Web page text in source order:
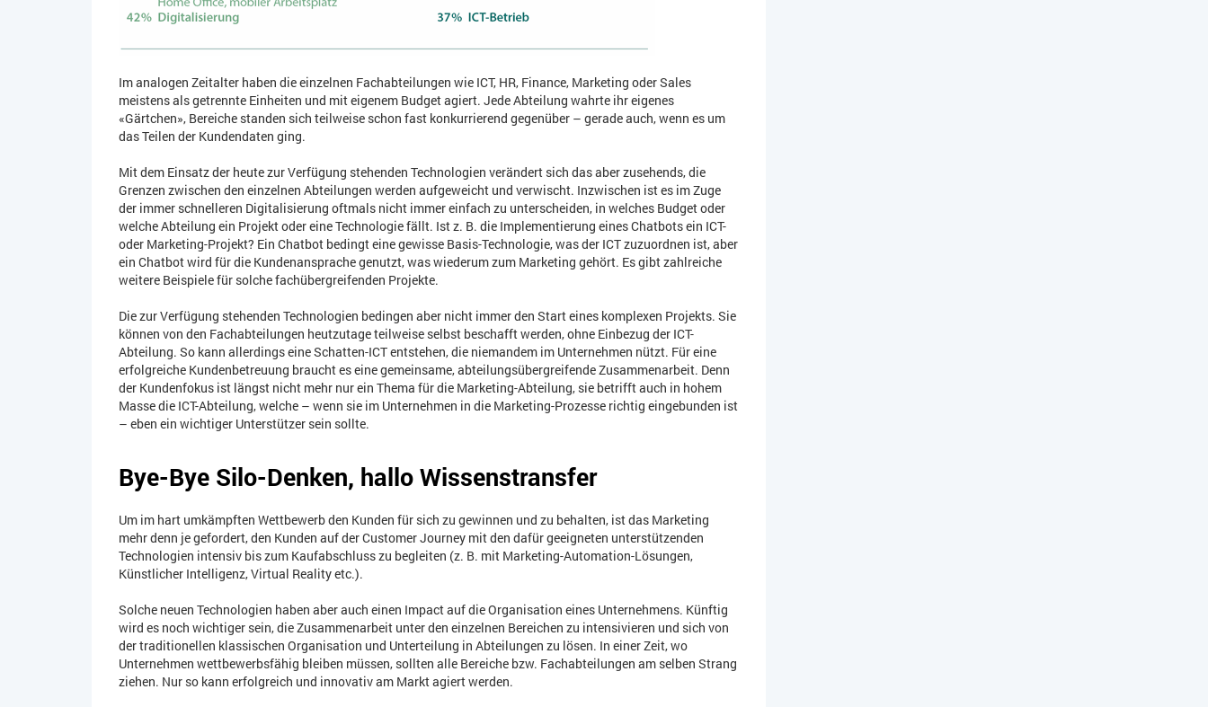
Im analogen Zeitalter haben die einzelnen Fachabteilungen wie ICT, HR, Finance, Marketing oder Sales
meistens als getrennte Einheiten und mit eigenem Budget agiert. Jede Abteilung wahrte ihr eigenes
«Gärtchen», Bereiche standen sich teilweise schon fast konkurrierend gegenüber – gerade auch, wenn es um
das Teilen der Kundendaten ging.
Mit dem Einsatz der heute zur Verfügung stehenden Technologien verändert sich das aber zusehends, die
Grenzen zwischen den einzelnen Abteilungen werden aufgeweicht und verwischt. Inzwischen ist es im Zuge
der immer schnelleren Digitalisierung oftmals nicht immer einfach zu unterscheiden, in welches Budget oder
welche Abteilung ein Projekt oder eine Technologie fällt. Ist z. B. die Implementierung eines Chatbots ein ICT-
oder Marketing-Projekt? Ein Chatbot bedingt eine gewisse Basis-Technologie, was der ICT zuzuordnen ist, aber
ein Chatbot wird für die Kundenansprache genutzt, was wiederum zum Marketing gehört. Es gibt zahlreiche
weitere Beispiele für solche fachübergreifenden Projekte.
Die zur Verfügung stehenden Technologien bedingen aber nicht immer den Start eines komplexen Projekts. Sie
können von den Fachabteilungen heutzutage teilweise selbst beschafft werden, ohne Einbezug der ICT-
Abteilung. So kann allerdings eine Schatten-ICT entstehen, die niemandem im Unternehmen nützt. Für eine
erfolgreiche Kundenbetreuung braucht es eine gemeinsame, abteilungsübergreifende Zusammenarbeit. Denn
der Kundenfokus ist längst nicht mehr nur ein Thema für die Marketing-Abteilung, sie betrifft auch in hohem
Masse die ICT-Abteilung, welche – wenn sie im Unternehmen in die Marketing-Prozesse richtig eingebunden ist
– eben ein wichtiger Unterstützer sein sollte.
Bye-Bye Silo-Denken, hallo Wissenstransfer
Um im hart umkämpften Wettbewerb den Kunden für sich zu gewinnen und zu behalten, ist das Marketing
mehr denn je gefordert, den Kunden auf der Customer Journey mit den dafür geeigneten unterstützenden
Technologien intensiv bis zum Kaufabschluss zu begleiten (z. B. mit Marketing-Automation-Lösungen,
Künstlicher Intelligenz, Virtual Reality etc.).
Solche neuen Technologien haben aber auch einen Impact auf die Organisation eines Unternehmens. Künftig
wird es noch wichtiger sein, die Zusammenarbeit unter den einzelnen Bereichen zu intensivieren und sich von
der traditionellen klassischen Organisation und Unterteilung in Abteilungen zu lösen. In einer Zeit, wo
Unternehmen wettbewerbsfähig bleiben müssen, sollten alle Bereiche bzw. Fachabteilungen am selben Strang
ziehen. Nur so kann erfolgreich und innovativ am Markt agiert werden.